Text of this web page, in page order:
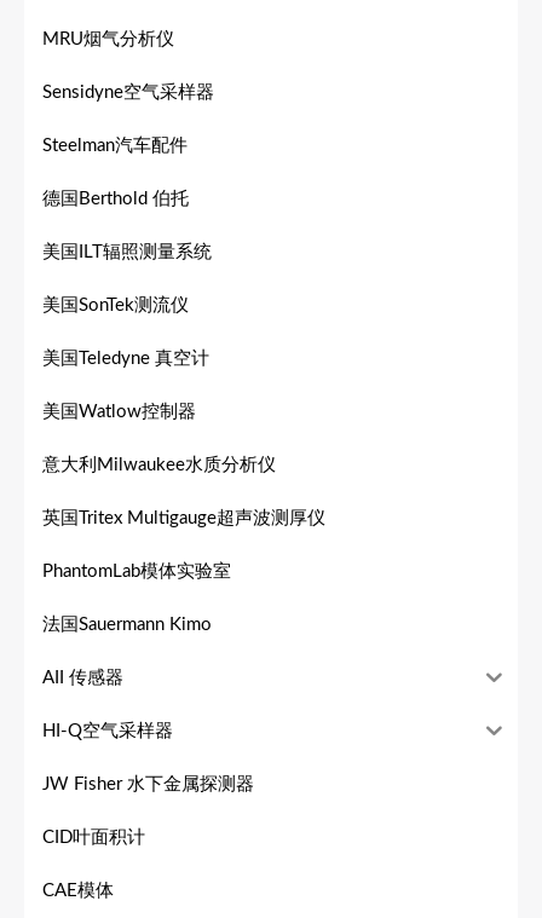
MRU烟气分析仪
Sensidyne空气采样器
Steelman汽车配件
德国Berthold 伯托
美国ILT辐照测量系统
美国SonTek测流仪
美国Teledyne 真空计
美国Watlow控制器
意大利Milwaukee水质分析仪
英国Tritex Multigauge超声波测厚仪
PhantomLab模体实验室
法国Sauermann Kimo
AII 传感器
HI-Q空气采样器
JW Fisher 水下金属探测器
CID叶面积计
CAE模体